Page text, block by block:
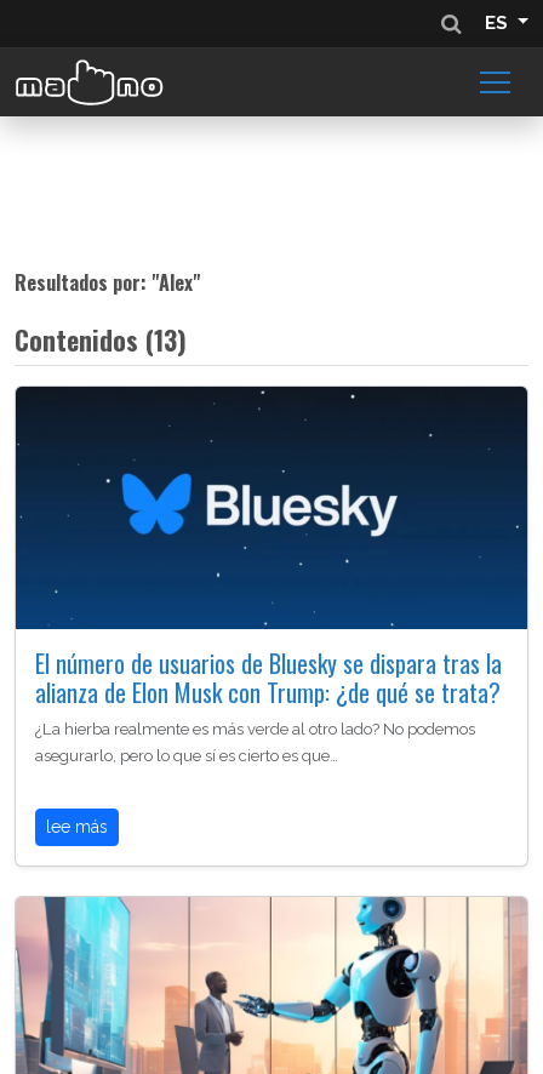
ES
Resultados por: "Alex"
Contenidos (13)
El número de usuarios de Bluesky se dispara tras la
alianza de Elon Musk con Trump: ¿de qué se trata?
¿La hierba realmente es más verde al otro lado? No podemos
asegurarlo, pero lo que sí es cierto es que…
lee más